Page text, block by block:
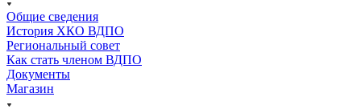
Общие сведения
История ХКО ВДПО
Региональный совет
Как стать членом ВДПО
Документы
Магазин